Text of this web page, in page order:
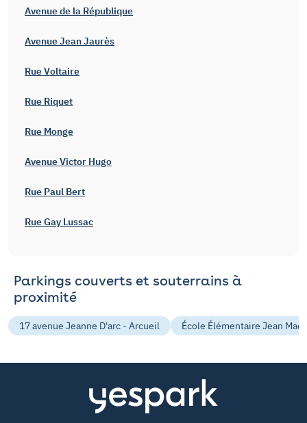
Avenue de la République
Avenue Jean Jaurès
Rue Voltaire
Rue Riquet
Rue Monge
Avenue Victor Hugo
Rue Paul Bert
Rue Gay Lussac
Parkings couverts et souterrains à
proximité
17 avenue Jeanne D'arc - Arcueil École Élémentaire Jean